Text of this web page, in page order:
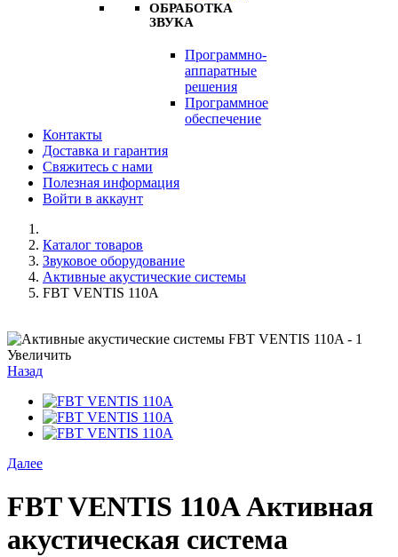
ОБРАБОТКА
ЗВУКА
Программно-
аппаратные
решения
Программное
обеспечение
Контакты
Доставка и гарантия
Свяжитесь с нами
Полезная информация
Войти в аккаунт
Каталог товаров
Звуковое оборудование
Активные акустические системы
FBT VENTIS 110A
Увеличить
Назад
Далее
FBT VENTIS 110A Активная
акустическая система